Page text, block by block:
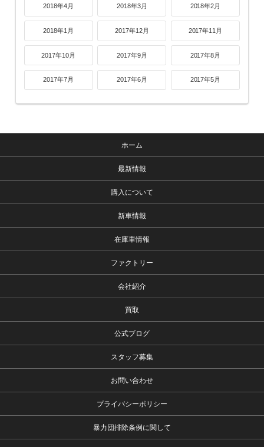
2018年4月 2018年3月 2018年2月
2018年1月 2017年12月 2017年11月
2017年10月 2017年9月 2017年8月
2017年7月 2017年6月 2017年5月
ホーム
最新情報
購入について
新車情報
在庫車情報
ファクトリー
会社紹介
買取
公式ブログ
スタッフ募集
お問い合わせ
プライバシーポリシー
暴力団排除条例に関して